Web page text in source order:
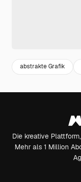
abstrakte Grafik
Die kreative
Mehr als 1 Million